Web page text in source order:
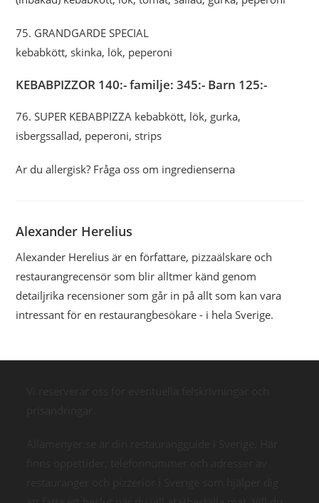
75. GRANDGARDE SPECIAL
kebabkött, skinka, lök, peperoni
KEBABPIZZOR 140:- familje: 345:- Barn 125:-
76. SUPER KEBABPIZZA kebabkött, lök, gurka,
isbergssallad, peperoni, strips
Ar du allergisk? Fråga oss om ingredienserna
Alexander Herelius
Alexander Herelius är en författare, pizzaälskare och
restaurangrecensör som blir alltmer känd genom
detailjrika recensioner som går in på allt som kan vara
intressant för en restaurangbesökare - i hela Sverige.